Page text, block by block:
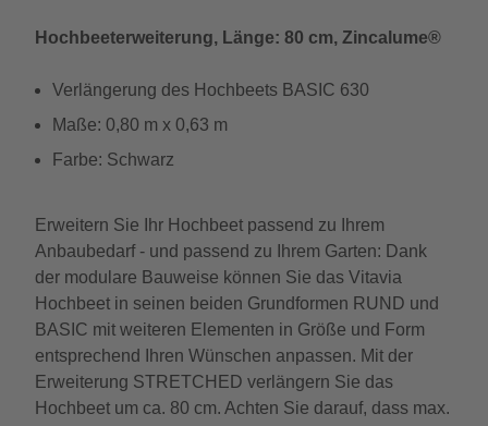
Hochbeeterweiterung, Länge: 80 cm, Zincalume®
Verlängerung des Hochbeets BASIC 630
Maße: 0,80 m x 0,63 m
Farbe: Schwarz
Erweitern Sie Ihr Hochbeet passend zu Ihrem
Anbaubedarf - und passend zu Ihrem Garten: Dank
der modulare Bauweise können Sie das Vitavia
Hochbeet in seinen beiden Grundformen RUND und
BASIC mit weiteren Elementen in Größe und Form
entsprechend Ihren Wünschen anpassen. Mit der
Erweiterung STRETCHED verlängern Sie das
Hochbeet um ca. 80 cm. Achten Sie darauf, dass max.